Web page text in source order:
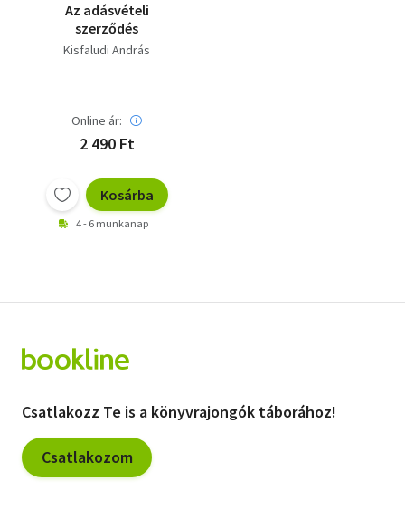
Az adásvételi
szerződés
Kisfaludi András
Online ár:
2 490 Ft
Kosárba
4 - 6 munkanap
Csatlakozz Te is a könyvrajongók táborához!
Csatlakozom